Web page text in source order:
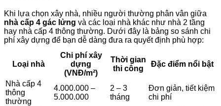
Khi lựa chọn xây nhà, nhiều người thường phân vân giữa
nhà cấp 4 gác lửng và các loại nhà khác như nhà 2 tầng
hay nhà cấp 4 thông thường. Dưới đây là bảng so sánh chi
phí xây dựng để bạn dễ dàng đưa ra quyết định phù hợp:
Loại nhà
Chi phí xây
dựng
(VNĐ/m²)
Thời gian
thi công
Đặc điểm nổi bật
Nhà cấp 4
thông
thường
4.000.000 –
5.000.000
2 – 3
tháng
Đơn giản, tiết kiệm
chi phí